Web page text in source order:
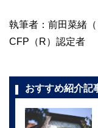
執筆者：前田菜緒（
CFP（R）認定者
おすすめ紹介記